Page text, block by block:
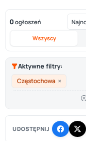
0 ogłoszeń
Wszyscy
Aktywne filtry:
Częstochowa ×
UDOSTĘPNIJ